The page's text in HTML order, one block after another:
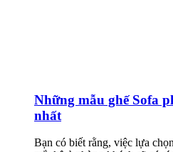
Những mẫu ghế Sofa
nhất
Bạn có biết rằng, việc lựa